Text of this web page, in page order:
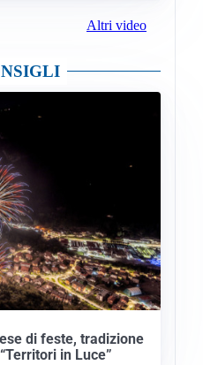
Altri video
di feste, tradizione
in Luce”